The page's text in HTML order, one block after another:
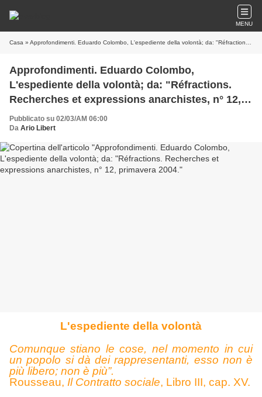
MENU
Casa » Approfondimenti. Eduardo Colombo, L'espediente della volontà; da: "Réfractions. Recherches et expressions anarchistes, n° 12, primavera 2004.
Approfondimenti. Eduardo Colombo,
L'espediente della volontà; da: "Réfractions.
Recherches et expressions anarchistes, n° 12,
primavera 2004.
Pubblicato su 02/03/AM 06:00
Da Ario Libert
L'espediente della volontà
Comunque stiano le cose, nel momento in cui
un popolo si dà dei rappresentanti, esso non è
più libero; non è più”.
Rousseau, Il Contratto sociale, Libro III, cap. XV.